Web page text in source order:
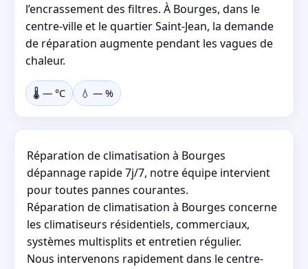
l’encrassement des filtres. À Bourges, dans le
centre-ville et le quartier Saint-Jean, la demande
de réparation augmente pendant les vagues de
chaleur.
🌡️ — °C 💧 — %
Réparation de climatisation à Bourges
dépannage rapide 7j/7, notre équipe intervient
pour toutes pannes courantes.
Réparation de climatisation à Bourges concerne
les climatiseurs résidentiels, commerciaux,
systèmes multisplits et entretien régulier.
Nous intervenons rapidement dans le centre-